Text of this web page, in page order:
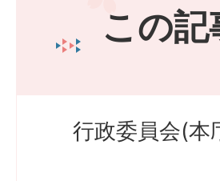
この
行政委員会(本